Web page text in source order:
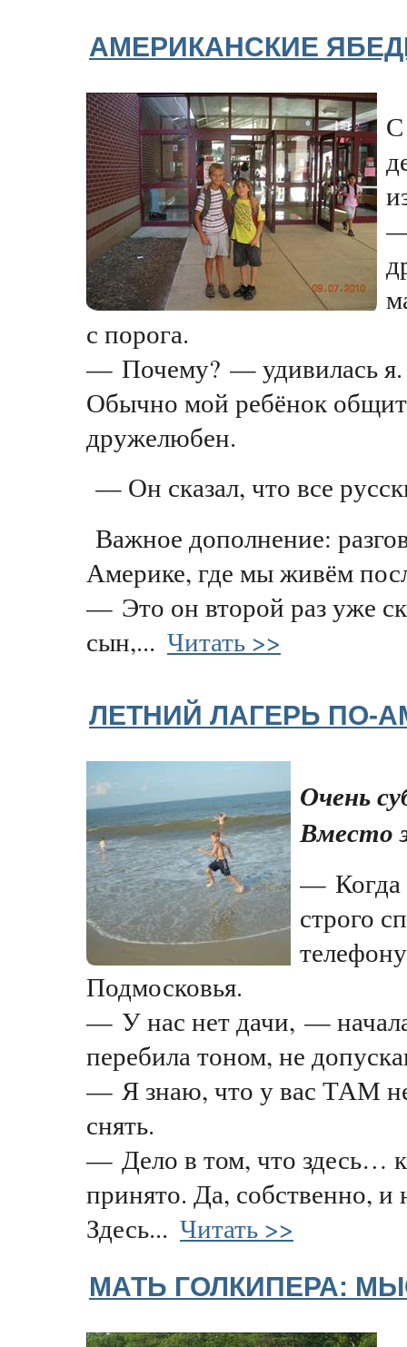
АМЕРИКАНСКИЕ
С
с порога.
— Почему? — удивилась я.
Обычно мой ребёнок
дружелюбен.
— Он сказал, что все
Важное дополнение:
Америке, где мы живём
— Это он второй раз уже
сын,... Читать >>
ЛЕТНИЙ ЛАГЕРЬ ПО-
Очень
Вместо
— Когда
строго
Подмосковья.
— У нас нет дачи, —
перебила тоном, не
— Я знаю, что у вас ТАМ
снять.
— Дело в том, что здесь…
принято. Да, собственно, и
Здесь... Читать >>
МАТЬ ГОЛКИПЕРА: